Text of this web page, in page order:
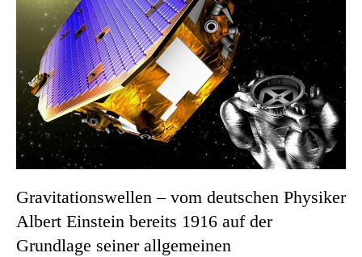
Gravitationswellen – vom deutschen Physiker
Albert Einstein bereits 1916 auf der
Grundlage seiner allgemeinen